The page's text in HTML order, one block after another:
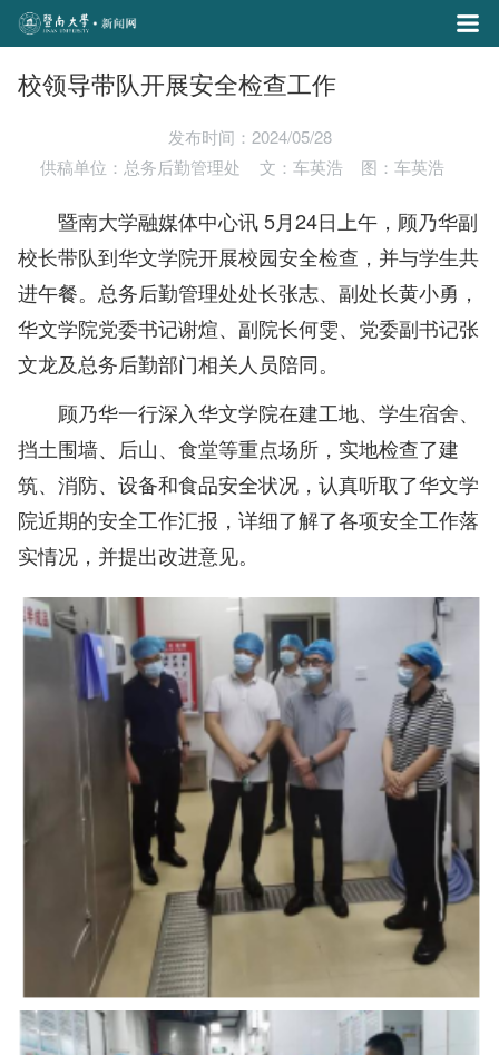
校领导带队开展安全检查工作
发布时间：2024/05/28
供稿单位：总务后勤管理处
文：车英浩 图：车英浩
暨南大学融媒体中心讯 5月24日上午，顾乃华副
校长带队到华文学院开展校园安全检查，并与学生共
进午餐。总务后勤管理处处长张志、副处长黄小勇，
华文学院党委书记谢煊、副院长何雯、党委副书记张
文龙及总务后勤部门相关人员陪同。
顾乃华一行深入华文学院在建工地、学生宿舍、
挡土围墙、后山、食堂等重点场所，实地检查了建
筑、消防、设备和食品安全状况，认真听取了华文学
院近期的安全工作汇报，详细了解了各项安全工作落
实情况，并提出改进意见。